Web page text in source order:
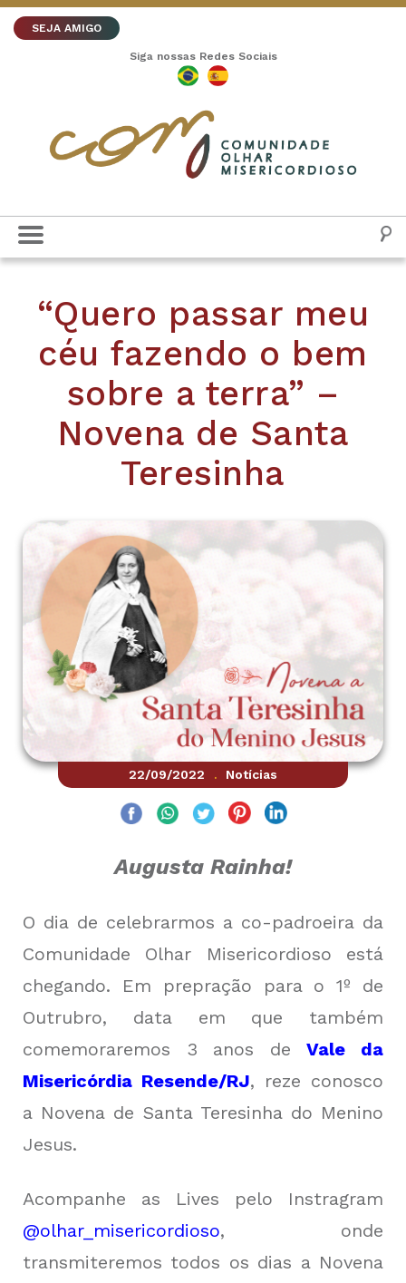
SEJA AMIGO
Siga nossas Redes Sociais
“Quero passar meu
céu fazendo o bem
sobre a terra” –
Novena de Santa
Teresinha
22/09/2022 . Notícias
Augusta Rainha!
O dia de celebrarmos a co-padroeira da
Comunidade Olhar Misericordioso está
chegando. Em prepração para o 1º de
Outrubro, data em que também
comemoraremos 3 anos de
Vale da
Misericórdia Resende/RJ, reze conosco
a Novena de Santa Teresinha do Menino
Jesus.
Acompanhe as Lives pelo Instragram
@olhar_misericordioso, onde
transmiteremos todos os dias a Novena